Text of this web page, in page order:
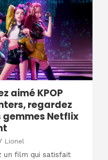
aimé KPOP
regardez
gemmes Netflix
Lionel
un film qui satisfait